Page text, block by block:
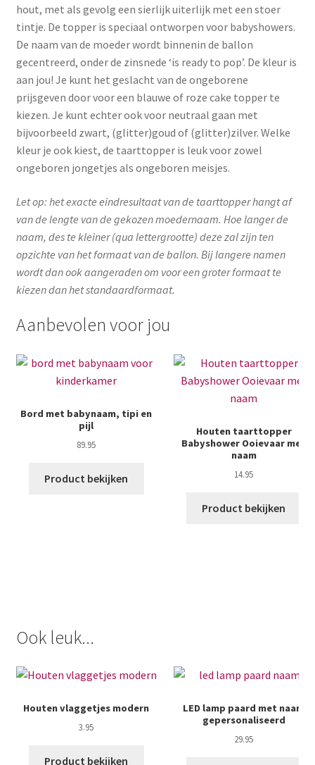
hout, met als gevolg een sierlijk uiterlijk met een stoer
tintje. De topper is speciaal ontworpen voor babyshowers.
De naam van de moeder wordt binnenin de ballon
gecentreerd, onder de zinsnede ‘is ready to pop’. De kleur is
aan jou! Je kunt het geslacht van de ongeborene
prijsgeven door voor een blauwe of roze cake topper te
kiezen. Je kunt echter ook voor neutraal gaan met
bijvoorbeeld zwart, (glitter)goud of (glitter)zilver. Welke
kleur je ook kiest, de taarttopper is leuk voor zowel
ongeboren jongetjes als ongeboren meisjes.
Let op: het exacte eindresultaat van de taarttopper hangt af
van de lengte van de gekozen moedernaam. Hoe langer de
naam, des te kleiner (qua lettergrootte) deze zal zijn ten
opzichte van het formaat van de ballon. Bij langere namen
wordt dan ook aangeraden om voor een groter formaat te
kiezen dan het standaardformaat.
Aanbevolen voor jou
Bord met babynaam, tipi en
pijl
89.95
Product bekijken
Houten taarttopper
Babyshower Ooievaar met
naam
14.95
Product bekijken
Ook leuk...
Houten vlaggetjes modern
3.95
Product bekijken
LED lamp paard met naam
gepersonaliseerd
29.95